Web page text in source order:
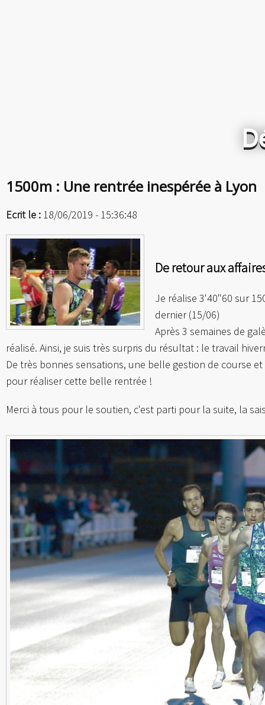
1500m : Une rentrée inespérée à Lyon
Ecrit le : 18/06/2019 - 15:36:48
De retour aux
Je réalise 3'40"60 sur
dernier (15/06)
Après 3 semaines de
réalisé. Ainsi, je suis très surpris du résultat : le travail
De très bonnes sensations, une belle gestion de course
pour réaliser cette belle rentrée !
Merci à tous pour le soutien, c'est parti pour la suite, la